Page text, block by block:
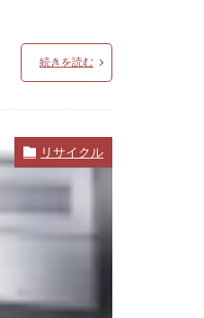
続きを読む
リサイクル